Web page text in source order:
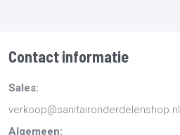
Contact informatie
Sales:
verkoop@sanitaironderdelenshop.nl
Algemeen: